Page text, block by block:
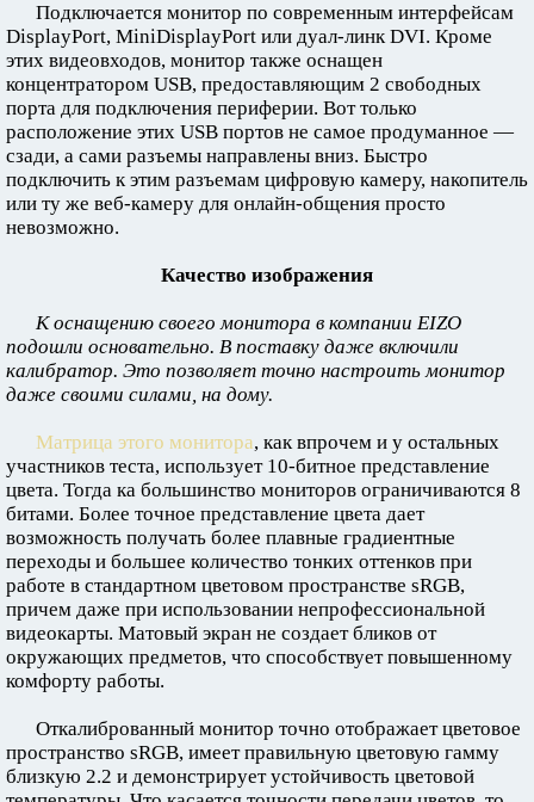
Подключается монитор по современным интерфейсам
DisplayPort, MiniDisplayPort или дуал-линк DVI. Кроме
этих видеовходов, монитор также оснащен
концентратором USB, предоставляющим 2 свободных
порта для подключения периферии. Вот только
расположение этих USB портов не самое продуманное —
сзади, а сами разъемы направлены вниз. Быстро
подключить к этим разъемам цифровую камеру, накопитель
или ту же веб-камеру для онлайн-общения просто
невозможно.
Качество изображения
К оснащению своего монитора в компании EIZO
подошли основательно. В поставку даже включили
калибратор. Это позволяет точно настроить монитор
даже своими силами, на дому.
Матрица этого монитора, как впрочем и у остальных
участников теста, использует 10-битное представление
цвета. Тогда ка большинство мониторов ограничиваются 8
битами. Более точное представление цвета дает
возможность получать более плавные градиентные
переходы и большее количество тонких оттенков при
работе в стандартном цветовом пространстве sRGB,
причем даже при использовании непрофессиональной
видеокарты. Матовый экран не создает бликов от
окружающих предметов, что способствует повышенному
комфорту работы.
Откалиброванный монитор точно отображает цветовое
пространство sRGB, имеет правильную цветовую гамму
близкую 2.2 и демонстрирует устойчивость цветовой